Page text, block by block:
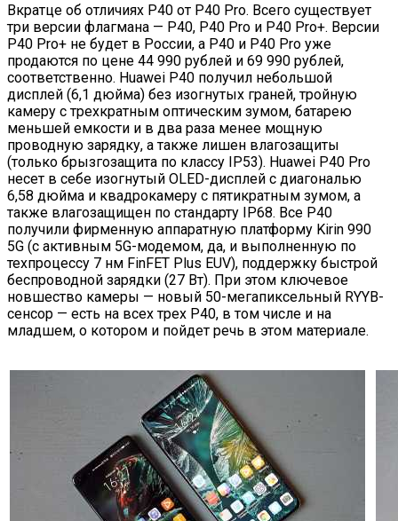
Вкратце об отличиях P40 от P40 Pro. Всего существует
три версии флагмана — P40, P40 Pro и P40 Pro+. Версии
P40 Pro+ не будет в России, а P40 и P40 Pro уже
продаются по цене 44 990 рублей и 69 990 рублей,
соответственно. Huawei P40 получил небольшой
дисплей (6,1 дюйма) без изогнутых граней, тройную
камеру с трехкратным оптическим зумом, батарею
меньшей емкости и в два раза менее мощную
проводную зарядку, а также лишен влагозащиты
(только брызгозащита по классу IP53). Huawei P40 Pro
несет в себе изогнутый OLED-дисплей с диагональю
6,58 дюйма и квадрокамеру с пятикратным зумом, а
также влагозащищен по стандарту IP68. Все P40
получили фирменную аппаратную платформу Kirin 990
5G (с активным 5G-модемом, да, и выполненную по
техпроцессу 7 нм FinFET Plus EUV), поддержку быстрой
беспроводной зарядки (27 Вт). При этом ключевое
новшество камеры — новый 50-мегапиксельный RYYB-
сенсор — есть на всех трех P40, в том числе и на
младшем, о котором и пойдет речь в этом материале.